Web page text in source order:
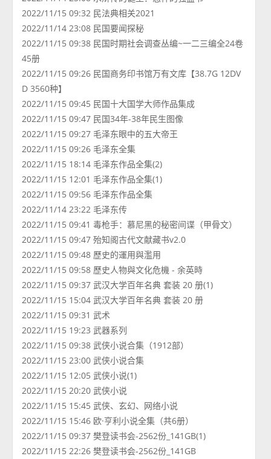
2022/11/15 09:32 民法典相关2021
2022/11/14 23:08 民国要闻探秘
2022/11/15 09:38 民国时期社会调查丛编~一二三编全24卷
45册
2022/11/15 09:26 民国商务印书馆万有文库【38.7G 12DV
D 3560种】
2022/11/15 09:45 民国十大国学大师作品集成
2022/11/15 09:47 民国34年-38年民生图像
2022/11/15 09:27 毛泽东眼中的五大帝王
2022/11/15 09:26 毛泽东全集
2022/11/15 18:14 毛泽东作品全集(2)
2022/11/15 12:01 毛泽东作品全集(1)
2022/11/15 09:56 毛泽东作品全集
2022/11/14 23:22 毛泽东传
2022/11/15 09:41 毒枪手：慕尼黑的秘密间谍（甲骨文）
2022/11/15 09:47 殆知阁古代文献藏书v2.0
2022/11/15 09:48 歷史的運用與濫用
2022/11/15 09:58 歷史人物與文化危機 - 余英時
2022/11/15 09:37 武汉大学百年名典 套装 20 册(1)
2022/11/15 15:04 武汉大学百年名典 套装 20 册
2022/11/15 09:31 武术
2022/11/15 19:23 武器系列
2022/11/15 09:38 武侠小说合集（1912部）
2022/11/15 23:00 武侠小说合集
2022/11/15 12:05 武侠小说(1)
2022/11/15 20:20 武侠小说
2022/11/15 15:45 武侠、玄幻、网络小说
2022/11/15 15:46 欧·亨利小说全集（共6册）
2022/11/15 09:37 樊登读书会-2562份_141GB(1)
2022/11/15 22:26 樊登读书会-2562份_141GB